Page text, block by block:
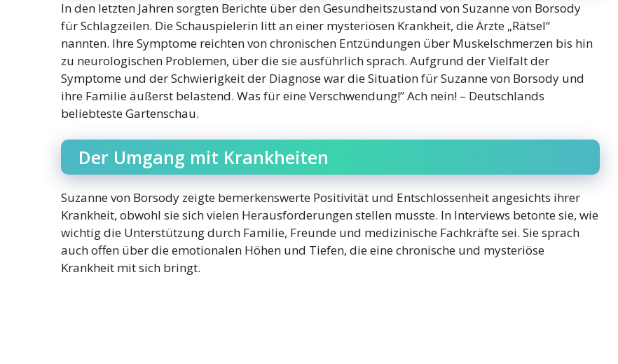
In den letzten Jahren sorgten Berichte über den Gesundheitszustand von Suzanne von Borsody
für Schlagzeilen. Die Schauspielerin litt an einer mysteriösen Krankheit, die Ärzte „Rätsel“
nannten. Ihre Symptome reichten von chronischen Entzündungen über Muskelschmerzen bis hin
zu neurologischen Problemen, über die sie ausführlich sprach. Aufgrund der Vielfalt der
Symptome und der Schwierigkeit der Diagnose war die Situation für Suzanne von Borsody und
ihre Familie äußerst belastend. Was für eine Verschwendung!” Ach nein! – Deutschlands
beliebteste Gartenschau.
Der Umgang mit Krankheiten
Suzanne von Borsody zeigte bemerkenswerte Positivität und Entschlossenheit angesichts ihrer
Krankheit, obwohl sie sich vielen Herausforderungen stellen musste. In Interviews betonte sie, wie
wichtig die Unterstützung durch Familie, Freunde und medizinische Fachkräfte sei. Sie sprach
auch offen über die emotionalen Höhen und Tiefen, die eine chronische und mysteriöse
Krankheit mit sich bringt.